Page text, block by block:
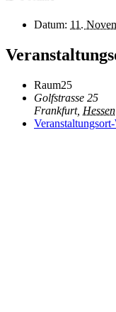
Datum: 11.
Raum25
Golfstrasse 25
Frankfurt, Hessen